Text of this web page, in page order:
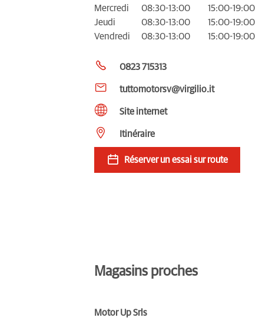
Mercredi
08:30-13:00
15:00-19:00
Jeudi
08:30-13:00
15:00-19:00
Vendredi
08:30-13:00 15:00-19:00
0823 715313
tuttomotorsv@virgilio.it
Site internet
Itinéraire
Réserver un essai sur route
Magasins proches
Motor Up Srls